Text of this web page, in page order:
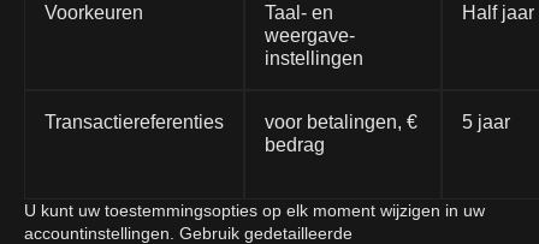
Voorkeuren
Taal- en
weergave-
instellingen
Half jaar
Transactiereferenties
voor betalingen, €
bedrag
5 jaar
U kunt uw toestemmingsopties op elk moment wijzigen in uw
accountinstellingen. Gebruik gedetailleerde